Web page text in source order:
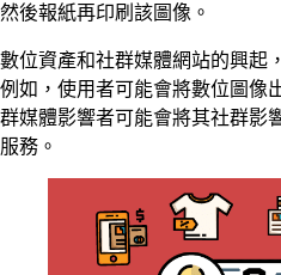
然後報紙再印刷該圖像。
數位資產和社群媒體網站的興起
例如，使用者可能會將數位圖像
群媒體影響者可能會將其社群影
服務。